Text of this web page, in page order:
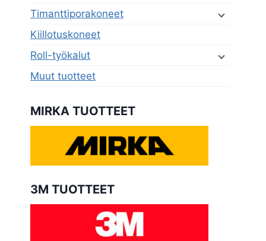
Timanttiporakoneet
Kiillotuskoneet
Roll-työkalut
Muut tuotteet
MIRKA TUOTTEET
3M TUOTTEET